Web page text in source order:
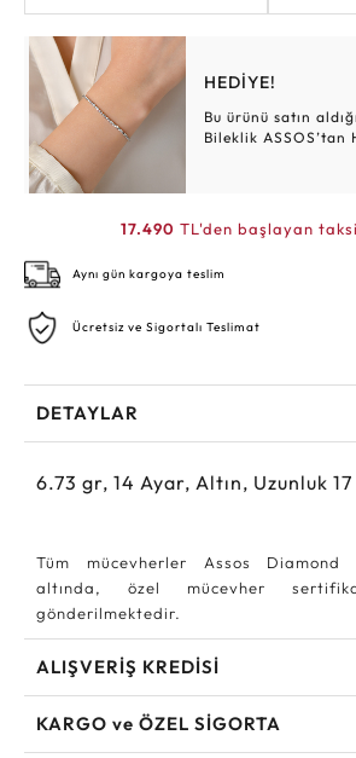
HEDİYE!
Bu ürünü satın
Bileklik ASSOS’tan
17.490 TL'den başlayan
Aynı gün kargoya teslim
Ücretsiz ve Sigortalı Teslimat
DETAYLAR
6.73 gr, 14 Ayar, Altın, Uzunluk 17
Tüm mücevherler Assos Diamond
altında, özel mücevher
gönderilmektedir.
ALIŞVERİŞ KREDİSİ
KARGO ve ÖZEL SİGORTA